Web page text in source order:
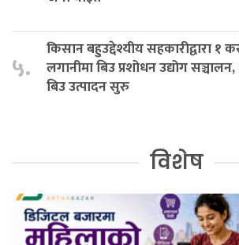
५.
किसान बहुउद्देश्यीय सहकारीद्वारा १
लगानीमा बिउ प्रशोधन उद्योग
बिउ उत्पादन सुरु
विशेष